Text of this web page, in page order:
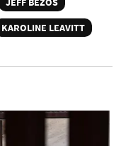
KAROLINE LEAVITT